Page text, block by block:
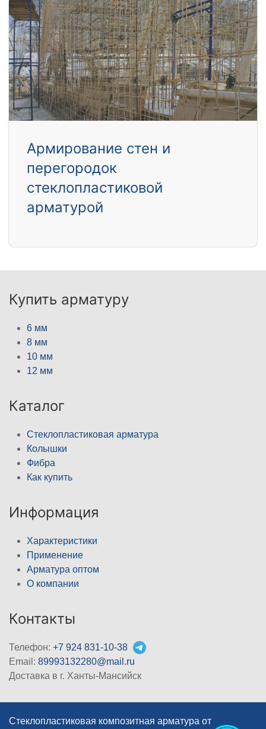
Армирование стен и
перегородок
стеклопластиковой
арматурой
Купить арматуру
6 мм
8 мм
10 мм
12 мм
Каталог
Стеклопластиковая арматура
Колышки
Фибра
Как купить
Информация
Характеристики
Применение
Арматура оптом
О компании
Контакты
Телефон: +7 924 831-10-38
Email: 89993132280@mail.ru
Доставка в г. Ханты-Мансийск
Стеклопластиковая композитная арматура от